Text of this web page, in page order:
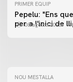
PRIMER EQUIP
Pepelu: "Ens
per a l'inici de
08 agosto 2026
PRIMER EQUIP
📸
PRIMER EQUIP
MESTALLA 📍
NOU MESTALLA